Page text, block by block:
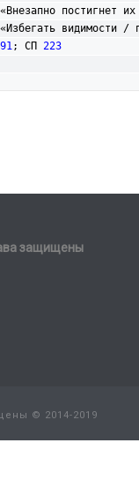
постигнет их
видимости /
; СП 223
защищены
© 2014-2019